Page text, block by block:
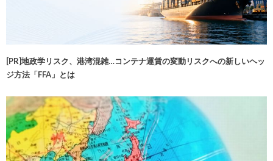
[PR]地政学リスク、港湾混雑…コンテナ運賃の変動リスクへの新しいヘッ
ジ方法「FFA」とは